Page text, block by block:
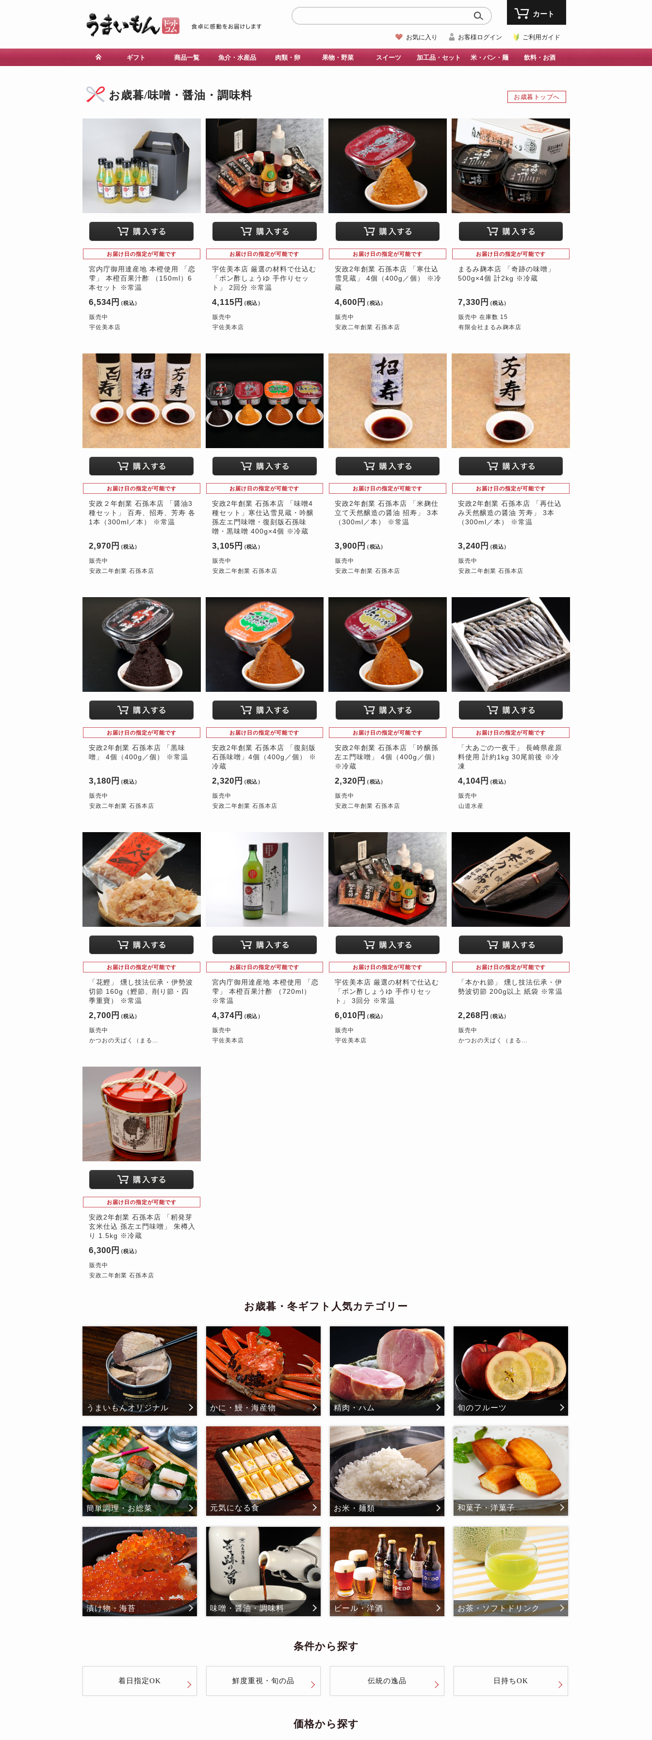
お気に入り お客様ログイン ご利用ガイド
カート
ギフト 商品一覧 魚介・水産品 肉類・卵 果物・野菜 スイーツ 加工品・セット 米・パン・麺 飲料・お酒
お歳暮/味噌・醤油・調味料 お歳暮トップへ
お届け日の指定が可能です
宮内庁御用達産地 本橙使用 「恋
雫」 本橙百果汁酢 （150ml）6
本セット ※常温
6,534円（税込）
販売中
宇佐美本店
お届け日の指定が可能です
宇佐美本店 厳選の材料で仕込む
「ポン酢しょうゆ 手作りセッ
ト」 2回分 ※常温
4,115円（税込）
販売中
宇佐美本店
お届け日の指定が可能です
安政2年創業 石孫本店 「寒仕込
雪見蔵」 4個（400g／個） ※冷
蔵
4,600円 （税込）
販売中
安政二年創業 石孫本店
お届け日の指定が可能です
まるみ麹本店 「奇跡の味噌」
500g×4個 計2kg ※冷蔵
7,330円 （税込）
販売中 在庫数 15
有限会社まるみ麹本店
お届け日の指定が可能です
安政２年創業 石孫本店 「醤油3
種セット」 百寿、招寿、芳寿 各
1本（300ml／本） ※常温
2,970円（税込）
販売中
安政二年創業 石孫本店
お届け日の指定が可能です
安政2年創業 石孫本店 「味噌4
種セット」寒仕込雪見蔵・吟醸
孫左エ門味噌・復刻版石孫味
噌・黒味噌 400g×4個 ※冷蔵
3,105円（税込）
販売中
安政二年創業 石孫本店
お届け日の指定が可能です
安政2年創業 石孫本店 「米麹仕
立て天然醸造の醤油 招寿」 3本
（300ml／本） ※常温
3,900円 （税込）
販売中
安政二年創業 石孫本店
お届け日の指定が可能です
安政2年創業 石孫本店 「再仕込
み天然醸造の醤油 芳寿」 3本
（300ml／本） ※常温
3,240円 （税込）
販売中
安政二年創業 石孫本店
お届け日の指定が可能です
安政2年創業 石孫本店 「黒味
噌」 4個（400g／個） ※常温
3,180円（税込）
販売中
安政二年創業 石孫本店
お届け日の指定が可能です
安政2年創業 石孫本店 「復刻版
石孫味噌」4個（400g／個） ※
冷蔵
2,320円（税込）
販売中
安政二年創業 石孫本店
お届け日の指定が可能です
安政2年創業 石孫本店 「吟醸孫
左エ門味噌」 4個（400g／個）
※冷蔵
2,320円 （税込）
販売中
安政二年創業 石孫本店
お届け日の指定が可能です
「大あごの一夜干」 長崎県産原
料使用 計約1kg 30尾前後 ※冷
凍
4,104円 （税込）
販売中
山道水産
お届け日の指定が可能です
「花鰹」 燻し技法伝承・伊勢波
切節 160g（鰹節、削り節・四
季重寶） ※常温
2,700円（税込）
販売中
かつおの天ぱく（まる...
お届け日の指定が可能です
宮内庁御用達産地 本橙使用 「恋
雫」 本橙百果汁酢 （720ml）
※常温
4,374円（税込）
販売中
宇佐美本店
お届け日の指定が可能です
宇佐美本店 厳選の材料で仕込む
「ポン酢しょうゆ 手作りセッ
ト」 3回分 ※常温
6,010円 （税込）
販売中
宇佐美本店
お届け日の指定が可能です
「本かれ節」 燻し技法伝承・伊
勢波切節 200g以上 紙袋 ※常温
2,268円 （税込）
販売中
かつおの天ぱく（まる...
お届け日の指定が可能です
安政2年創業 石孫本店 「籾発芽
玄米仕込 孫左エ門味噌」 朱樽入
り 1.5kg ※冷蔵
6,300円（税込）
販売中
安政二年創業 石孫本店
お歳暮・冬ギフト人気カテゴリー
うまいもんオリジナル かに・鰻・海産物 精肉・ハム 旬のフルーツ
簡単調理・お総菜 元気になる食 お米・麺類 和菓子・洋菓子
漬け物・海苔 味噌・醤油・調味料 ビール・洋酒 お茶・ソフトドリンク
条件から探す
着日指定OK 鮮度重視・旬の品 伝統の逸品 日持ちOK
価格から探す